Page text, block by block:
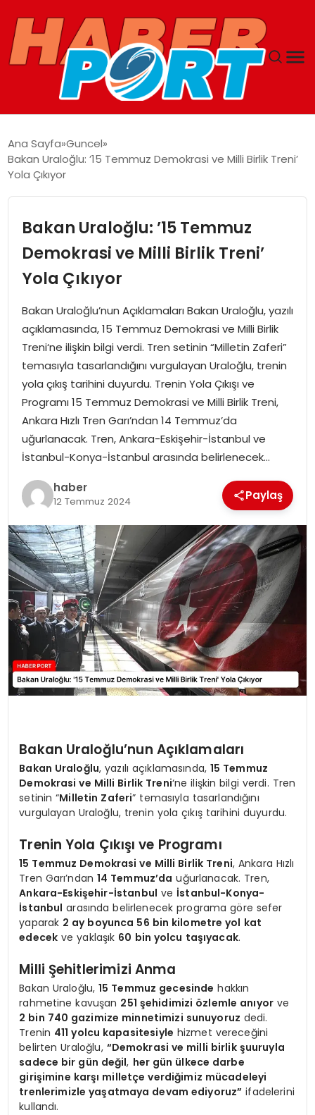
GUNCEL
SPOR
MAGAZIN
SPOR
EĞITIM
OTOMOBIL
TEKNOLOJI
EKONOMI
Ana Sayfa Guncel
Bakan Uraloğlu: ’15 Temmuz Demokrasi ve Milli Birlik Treni’
Yola Çıkıyor
Bakan Uraloğlu: ’15 Temmuz
Demokrasi ve Milli Birlik Treni’
Yola Çıkıyor
Bakan Uraloğlu’nun Açıklamaları Bakan Uraloğlu, yazılı
açıklamasında, 15 Temmuz Demokrasi ve Milli Birlik
Treni‘ne ilişkin bilgi verdi. Tren setinin “Milletin Zaferi”
temasıyla tasarlandığını vurgulayan Uraloğlu, trenin
yola çıkış tarihini duyurdu. Trenin Yola Çıkışı ve
Programı 15 Temmuz Demokrasi ve Milli Birlik Treni,
Ankara Hızlı Tren Garı’ndan 14 Temmuz’da
uğurlanacak. Tren, Ankara-Eskişehir-İstanbul ve
İstanbul-Konya-İstanbul arasında belirlenecek…
haber
12 Temmuz 2024 Paylaş
Bakan Uraloğlu’nun Açıklamaları
Bakan Uraloğlu, yazılı açıklamasında, 15 Temmuz
Demokrasi ve Milli Birlik Treni‘ne ilişkin bilgi verdi. Tren
setinin “Milletin Zaferi” temasıyla tasarlandığını
vurgulayan Uraloğlu, trenin yola çıkış tarihini duyurdu.
Trenin Yola Çıkışı ve Programı
15 Temmuz Demokrasi ve Milli Birlik Treni, Ankara Hızlı
Tren Garı’ndan 14 Temmuz’da uğurlanacak. Tren,
Ankara-Eskişehir-İstanbul ve İstanbul-Konya-
İstanbul arasında belirlenecek programa göre sefer
yaparak 2 ay boyunca 56 bin kilometre yol kat
edecek ve yaklaşık 60 bin yolcu taşıyacak.
Milli Şehitlerimizi Anma
Bakan Uraloğlu,15 Temmuz gecesinde hakkın
rahmetine kavuşan 251 şehidimizi özlemle anıyor ve
2 bin 740 gazimize minnetimizi sunuyoruz dedi.
Trenin 411 yolcu kapasitesiyle hizmet vereceğini
belirten Uraloğlu, “Demokrasi ve milli birlik şuuruyla
sadece bir gün değil, her gün ülkece darbe
girişimine karşı milletçe verdiğimiz mücadeleyi
trenlerimizle yaşatmaya devam ediyoruz” ifadelerini
kullandı.